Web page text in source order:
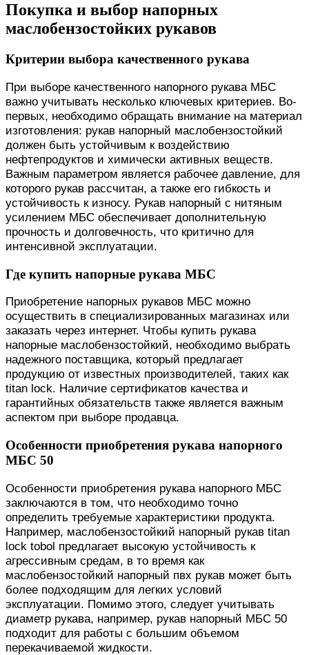
Покупка и выбор напорных
маслобензостойких рукавов
Критерии выбора качественного рукава
При выборе качественного напорного рукава МБС
важно учитывать несколько ключевых критериев. Во-
первых, необходимо обращать внимание на материал
изготовления: рукав напорный маслобензостойкий
должен быть устойчивым к воздействию
нефтепродуктов и химически активных веществ.
Важным параметром является рабочее давление, для
которого рукав рассчитан, а также его гибкость и
устойчивость к износу. Рукав напорный с нитяным
усилением МБС обеспечивает дополнительную
прочность и долговечность, что критично для
интенсивной эксплуатации.
Где купить напорные рукава МБС
Приобретение напорных рукавов МБС можно
осуществить в специализированных магазинах или
заказать через интернет. Чтобы купить рукава
напорные маслобензостойкий, необходимо выбрать
надежного поставщика, который предлагает
продукцию от известных производителей, таких как
titan lock. Наличие сертификатов качества и
гарантийных обязательств также является важным
аспектом при выборе продавца.
Особенности приобретения рукава напорного
МБС 50
Особенности приобретения рукава напорного МБС
заключаются в том, что необходимо точно
определить требуемые характеристики продукта.
Например, маслобензостойкий напорный рукав titan
lock tobol предлагает высокую устойчивость к
агрессивным средам, в то время как
маслобензостойкий напорный пвх рукав может быть
более подходящим для легких условий
эксплуатации. Помимо этого, следует учитывать
диаметр рукава, например, рукав напорный МБС 50
подходит для работы с большим объемом
перекачиваемой жидкости.